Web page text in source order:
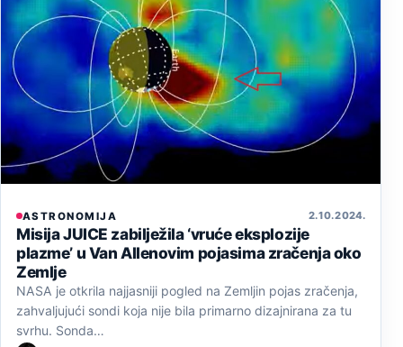
ASTRONOMIJA 2. 10. 2024.
Misija JUICE zabilježila ‘vruće eksplozije
plazme’ u Van Allenovim pojasima zračenja oko
Zemlje
NASA je otkrila najjasniji pogled na Zemljin pojas zračenja,
zahvaljujući sondi koja nije bila primarno dizajnirana za tu
svrhu. Sonda…